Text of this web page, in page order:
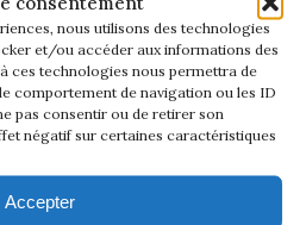
nous utilisons des technologies
et/ou accéder aux informations des
ces technologies nous permettra de
comportement de navigation ou les ID
pas consentir ou de retirer son
négatif sur certaines caractéristiques
Accepter